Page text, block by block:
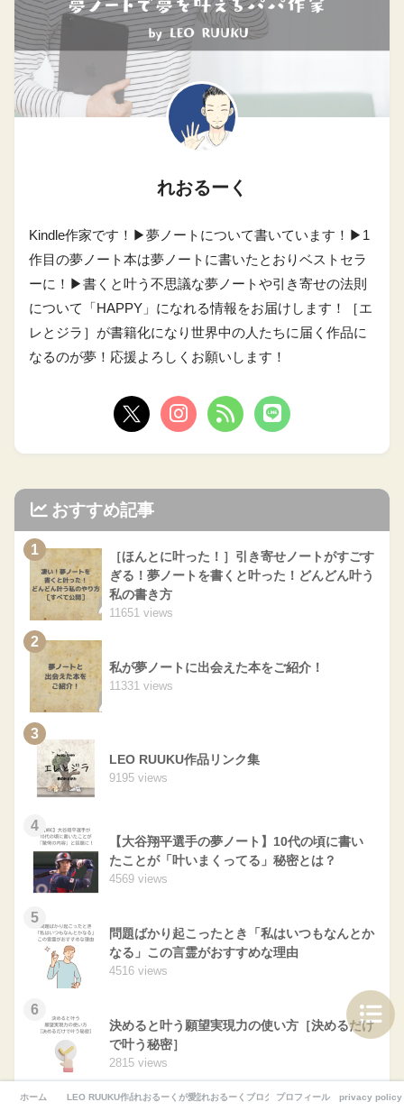
れおるーく
Kindle作家です！▶︎夢ノートについて書いています！▶︎1
作目の夢ノート本は夢ノートに書いたとおりベストセラ
ーに！▶︎書くと叶う不思議な夢ノートや引き寄せの法則
について「HAPPY」になれる情報をお届けします！［エ
レとジラ］が書籍化になり世界中の人たちに届く作品に
なるのが夢！応援よろしくお願いします！
おすすめ記事
1
［ほんとに叶った！］引き寄せノートがすごす
ぎる！夢ノートを書くと叶った！どんどん叶う
私の書き方
11651 views
2
私が夢ノートに出会えた本をご紹介！
11331 views
3
LEO RUUKU作品リンク集
9195 views
4
【大谷翔平選手の夢ノート】10代の頃に書い
たことが「叶いまくってる」秘密とは？
4569 views
5
問題ばかり起こったとき「私はいつもなんとか
なる」この言霊がおすすめな理由
4516 views
6
決めると叶う願望実現力の使い方［決めるだけ
で叶う秘密］
2815 views
7
ホーム LEO RUUKU作品リンク集れおるーくが愛読するおすすめ書籍
れおるーくブログについて
プロフィール privacy policy